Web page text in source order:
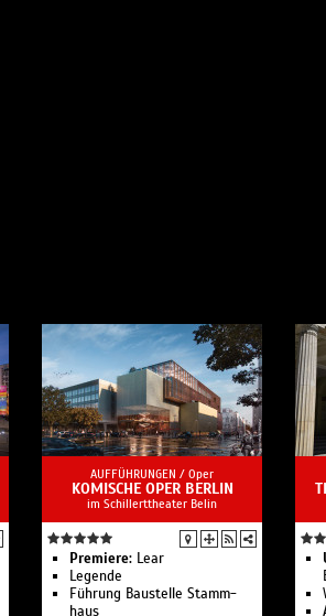
AUFFÜHRUNGEN / Oper
KOMISCHE OPER BERLIN
im Schillerttheater Belin
Premiere: Lear
Legende
Führung Bau­stelle Stamm­
haus